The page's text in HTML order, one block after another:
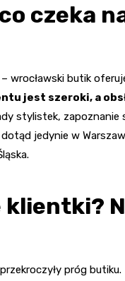
czeka
wrocławski butik
jest szeroki, a
stylistek,
jedynie w
klientki?
próg butiku.